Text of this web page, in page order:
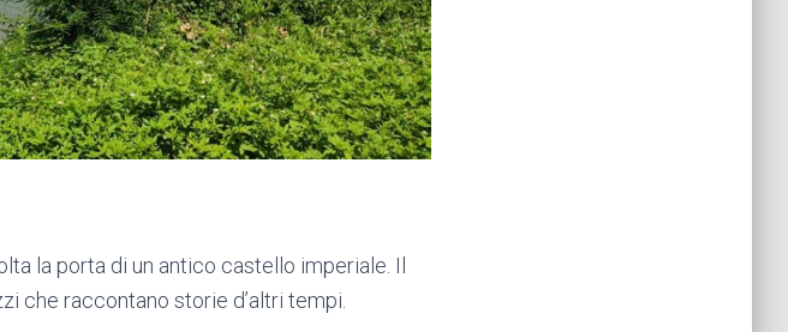
la porta di un antico castello imperiale. Il
che raccontano storie d’altri tempi.